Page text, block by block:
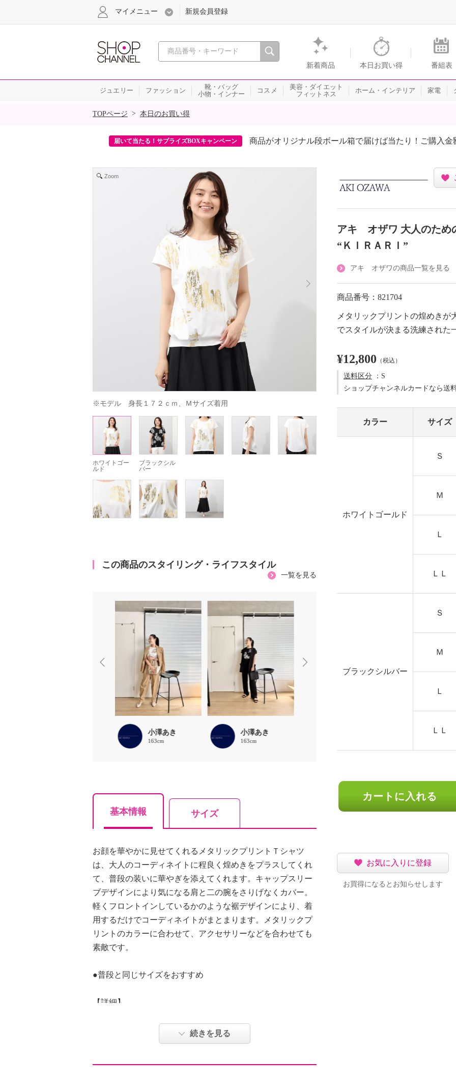
心おどる、瞬間を。通販・テレビショッピングのショップチャンネル
新着商品 本日お買い得 番組表
マイメニュー 新規会員登録
ジュエリー ファッション
靴・バッグ
小物・インナー
コスメ
美容・ダイエット
フィットネス
ホーム・インテリア 家電
SALE
TOPページ > 本日のお買い得
届いて当たる！サプライズBOXキャンペーン 商品がオリジナル段ボール箱で届けば当たり！ご購入
Zoom
※モデル　身長１７２ｃｍ、Ｍサイズ着用
ホワイトゴー
ルド
ブラックシル
バー
この商品のスタイリング・ライフスタイル
一覧を見る
小澤あき
163cm
小澤あき
163cm
ほな
基本情報 サイズ
お顔を華やかに見せてくれるメタリックプリントＴシャツ
は、大人のコーディネイトに程良く煌めきをプラスしてくれ
て、普段の装いに華やぎを添えてくれます。キャップスリー
ブデザインにより気になる肩と二の腕をさりげなくカバー。
軽くフロントインしているかのような裾デザインにより、着
用するだけでコーディネイトがまとまります。メタリックプ
リントのカラーに合わせて、アクセサリーなどを合わせても
素敵です。
●普段と同じサイズをおすすめ
【詳細】
・裾スリット：なし
続きを見る
アキ オザワ 大人のため
“ＫＩＲＡＲＩ”
アキ オザワの商品一覧を見る
商品番号：821704
メタリックプリントの煌めき
でスタイルが決まる洗練された
¥12,800 （税込）
送料区分 ：S
ショップチャンネルカードなら送
カラー サイズ
ホワイトゴールド
Ｓ
Ｍ
Ｌ
ＬＬ
ブラックシルバー
Ｓ
Ｍ
Ｌ
ＬＬ
カートに入れる
お気に入りに登録
お買得になるとお知らせします